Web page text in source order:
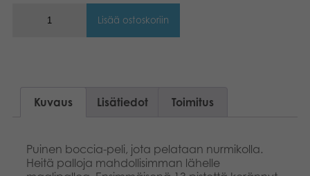
Lisää ostoskoriin
Kuvaus Lisätiedot Toimitus
Puinen boccia-peli, jota pelataan nurmikolla.
Heitä palloja mahdollisimman lähelle